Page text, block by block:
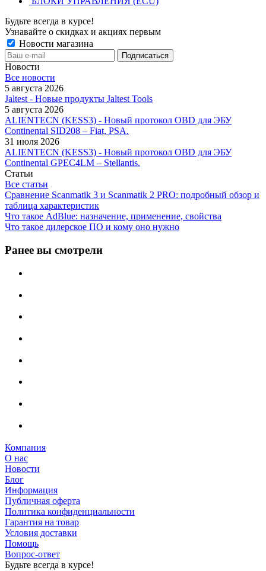
Будьте всегда в курсе!
Узнавайте о скидках и акциях первым
Новости магазина
Новости
Все новости
5 августа 2026
Jaltest - Новые продукты Jaltest Tools
5 августа 2026
ALIENTECN (KESS3) - Новый протокол OBD для ЭБУ
Continental SID208 – Fiat, PSA.
31 июля 2026
ALIENTECN (KESS3) - Новый протокол OBD для ЭБУ
Continental GPEC4LM – Stellantis.
Статьи
Все статьи
Сравнение Scanmatik 3 и Scanmatik 2 PRO: подробный обзор и
таблица характеристик
Что такое AdBlue: назначение, применение, свойства
Что такое дилерское ПО и кому оно нужно
Ранее вы смотрели
Компания
О нас
Новости
Блог
Информация
Публичная оферта
Политика конфиденциальности
Гарантия на товар
Условия доставки
Помощь
Вопрос-ответ
Будьте всегда в курсе!